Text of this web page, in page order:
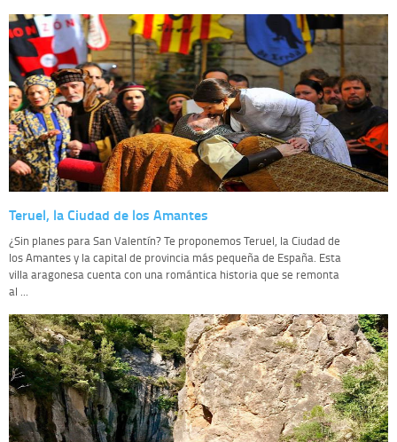
Teruel, la Ciudad de los Amantes
¿Sin planes para San Valentín? Te proponemos Teruel, la Ciudad de
los Amantes y la capital de provincia más pequeña de España. Esta
villa aragonesa cuenta con una romántica historia que se remonta
al ...